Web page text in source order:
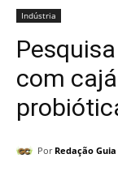
Indústria
com
Por Redação